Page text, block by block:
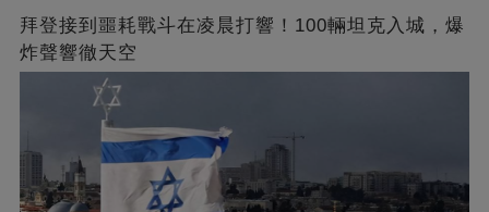
拜登接到噩耗戰斗在凌晨打響！100輛坦克入城，爆
炸聲響徹天空